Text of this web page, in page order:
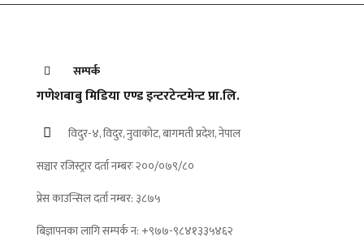
सम्पर्क
गणेशबाबु मिडिया एण्ड इन्टरटेन्टमेन्ट प्रा.लि.
विदुर-४, विदुर, नुवाकोट, बागमती प्रदेश, नेपाल
सञ्चार रजिस्ट्रार दर्ता नम्बरः २००/०७९/८०
प्रेस काउन्सिल दर्ता नम्बर: ३८७५
बिज्ञापनका लागि सम्पर्क न: +९७७-९८४१३३५४६२